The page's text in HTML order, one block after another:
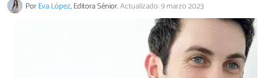
PorEva López, Editora Sénior.Actualizado: 9 marzo 2023